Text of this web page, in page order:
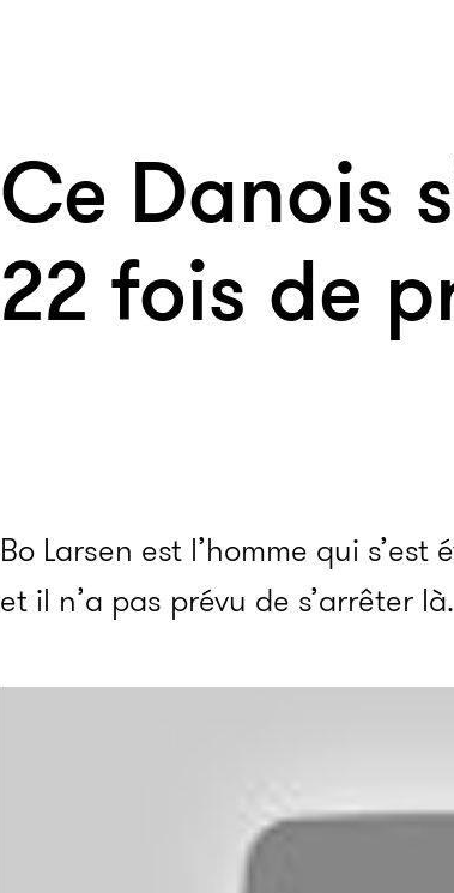
Ce Danois
22 fois de
Bo Larsen est l’homme qui
et il n’a pas prévu de s’arrêter là.